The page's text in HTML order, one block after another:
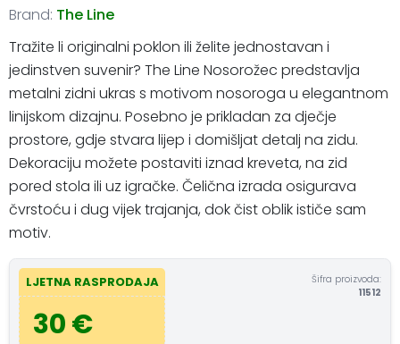
Brand: The Line
Tražite li originalni poklon ili želite jednostavan i
jedinstven suvenir? The Line Nosorožec predstavlja
metalni zidni ukras s motivom nosoroga u elegantnom
linijskom dizajnu. Posebno je prikladan za dječje
prostore, gdje stvara lijep i domišljat detalj na zidu.
Dekoraciju možete postaviti iznad kreveta, na zid
pored stola ili uz igračke. Čelična izrada osigurava
čvrstoću i dug vijek trajanja, dok čist oblik ističe sam
motiv.
LJETNA RASPRODAJA
30 €
Šifra proizvoda:
11512